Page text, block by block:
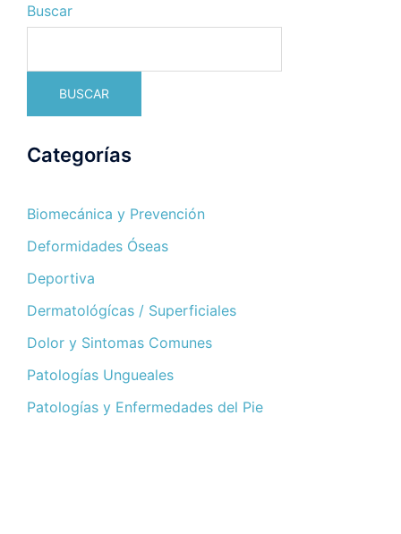
Buscar
BUSCAR
Categorías
Biomecánica y Prevención
Deformidades Óseas
Deportiva
Dermatológícas / Superficiales
Dolor y Sintomas Comunes
Patologías Ungueales
Patologías y Enfermedades del Pie